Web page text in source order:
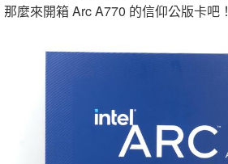
那麼來開箱 Arc A770 的信仰公版卡吧！